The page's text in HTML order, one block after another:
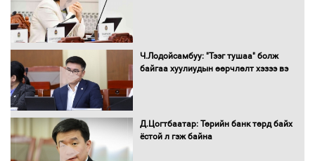
Автобензин, дизель түлшний онцгой
Ч.Лодойсамбуу: "Тээг тушаа" болж
байгаа хуулиудын өөрчлөлт хэзээ вэ
Д.Цогтбаатар: Төрийн банк төрд байх
ёстой л гэж байна